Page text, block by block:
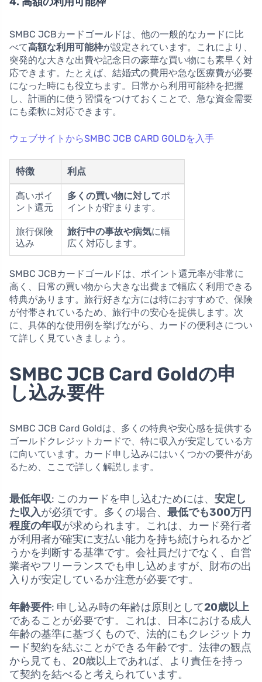
SMBC JCBカードゴールドは、他の一般的なカードに比
べて高額な利用可能枠が設定されています。これにより、
突発的な大きな出費や記念日の豪華な買い物にも素早く対
応できます。たとえば、結婚式の費用や急な医療費が必要
になった時にも役立ちます。日常から利用可能枠を把握
し、計画的に使う習慣をつけておくことで、急な資金需要
にも柔軟に対応できます。
ウェブサイトからSMBC JCB CARD GOLDを入手
特徴 利点
高いポイ
ント還元
多くの買い物に対してポ
イントが貯まります。
旅行保険
込み
旅行中の事故や病気に幅
広く対応します。
SMBC JCBカードゴールドは、ポイント還元率が非常に
高く、日常の買い物から大きな出費まで幅広く利用できる
特典があります。旅行好きな方には特におすすめで、保険
が付帯されているため、旅行中の安心を提供します。次
に、具体的な使用例を挙げながら、カードの便利さについ
て詳しく見ていきましょう。
SMBC JCB Card Goldの申
し込み要件
SMBC JCB Card Goldは、多くの特典や安心感を提供する
ゴールドクレジットカードで、特に収入が安定している方
に向いています。カード申し込みにはいくつかの要件があ
るため、ここで詳しく解説します。
最低年収: このカードを申し込むためには、 安定し
た収入が必須です。多くの場合、 最低でも300万円
程度の年収が求められます。これは、カード発行者
が利用者が確実に支払い能力を持ち続けられるかど
うかを判断する基準です。会社員だけでなく、自営
業者やフリーランスでも申し込めますが、財布の出
入りが安定しているか注意が必要です。
年齢要件: 申し込み時の年齢は原則として20歳以上
であることが必要です。これは、日本における成人
年齢の基準に基づくもので、法的にもクレジットカ
ード契約を結ぶことができる年齢です。法律の観点
から見ても、20歳以上であれば、より責任を持っ
て契約を結べると考えられています。